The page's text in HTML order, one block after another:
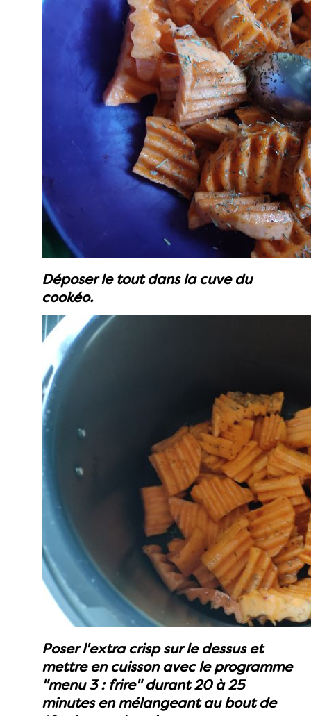
Déposer le tout dans la cuve du
cookéo.
Poser l'extra crisp sur le dessus et
mettre en cuisson avec le programme
"menu 3 : frire" durant 20 à 25
minutes en mélangeant au bout de